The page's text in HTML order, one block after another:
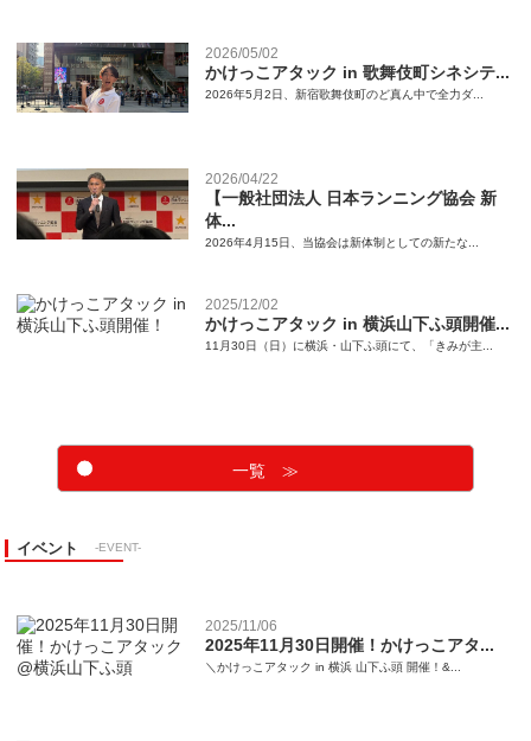
2026/05/02
かけっこアタック in 歌舞伎町シネシテ...
2026年5月2日、新宿歌舞伎町のど真ん中で全力ダ...
2026/04/22
【一般社団法人 日本ランニング協会 新
体...
2026年4月15日、当協会は新体制としての新たな...
2025/12/02
かけっこアタック in 横浜山下ふ頭開催...
11月30日（日）に横浜・山下ふ頭にて、「きみが主...
一覧 ≫
イベント -EVENT-
2025/11/06
2025年11月30日開催！かけっこアタ...
＼かけっこアタック in 横浜 山下ふ頭 開催！&...